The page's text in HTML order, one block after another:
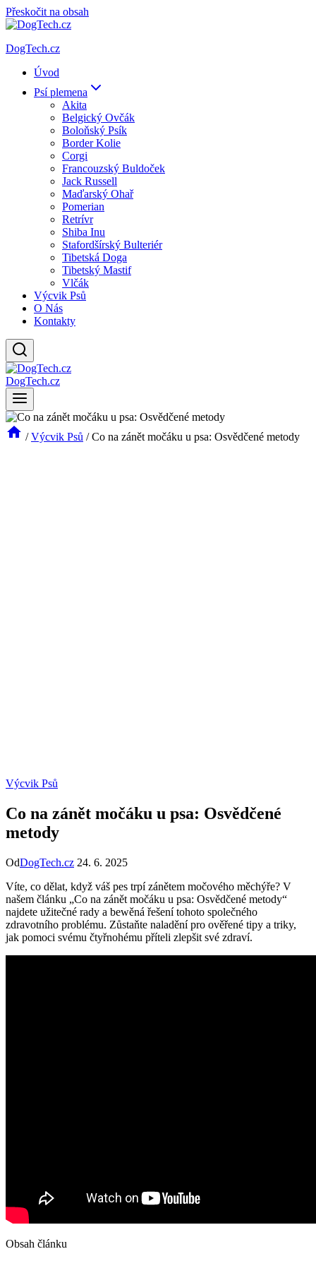
Přeskočit na obsah
DogTech.cz
Úvod
Psí plemena
Akita
Belgický Ovčák
Boloňský Psík
Border Kolie
Corgi
Francouzský Buldoček
Jack Russell
Maďarský Ohař
Pomerian
Retrívr
Shiba Inu
Stafordšírský Bulteriér
Tibetská Doga
Tibetský Mastif
Vlčák
Výcvik Psů
O Nás
Kontakty
DogTech.cz
/ Výcvik Psů / Co na zánět močáku u psa: Osvědčené metody
Výcvik Psů
Co na zánět močáku u psa: Osvědčené
metody
OdDogTech.cz 24. 6. 2025
Víte, co dělat, když váš pes trpí zánětem močového měchýře? V
našem článku „Co na zánět močáku u psa: Osvědčené metody“
najdete užitečné rady a bewěná řešení tohoto společného
zdravotního problému. Zůstaňte naladění pro ověřené tipy a triky,
jak pomoci svému čtyřnohému příteli zlepšit své zdraví.
Obsah článku